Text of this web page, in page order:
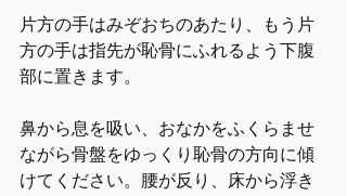
片方の手はみぞおちのあたり、もう片
方の手は指先が恥骨にふれるよう下腹
部に置きます。
鼻から息を吸い、おなかをふくらませ
ながら骨盤をゆっくり恥骨の方向に傾
けてください。腰が反り、床から浮き